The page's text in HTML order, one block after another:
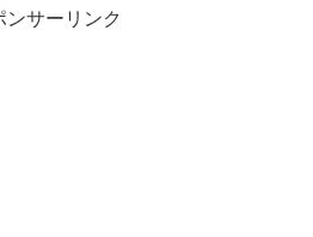
ンサーリンク